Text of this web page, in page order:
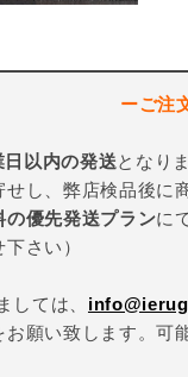
ーご注
以内の発送となり
し、弊店検品後に
の優先発送プランに
さい）
しては、
願い致します。可